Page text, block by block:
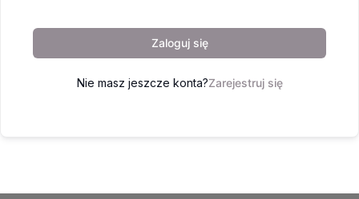
Zaloguj się
Nie masz jeszcze konta?Zarejestruj się